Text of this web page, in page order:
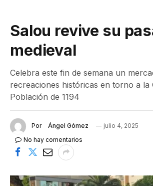
Salou revive su
medieval
Celebra este fin de semana un
recreaciones históricas en torno a la
Población de 1194
Por Ángel Gómez
julio 4, 2025
No hay comentarios